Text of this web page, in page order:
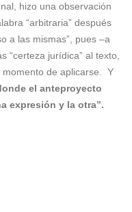
hizo una observación
“arbitraria” después
a las mismas”, pues –a
“certeza jurídica” al texto,
de aplicarse. Y
el anteproyecto
expresión y la otra”.